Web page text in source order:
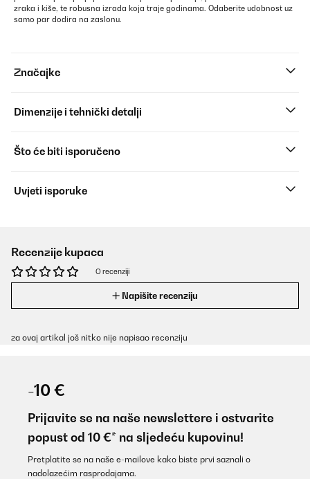
zraka i kiše, te robusna izrada koja traje godinama. Odaberite udobnost uz
samo par dodira na zaslonu.
Značajke
Dimenzije i tehnički detalji
Što će biti isporučeno
Uvjeti isporuke
Recenzije kupaca
O recenziji
Napišite recenziju
za ovaj artikal još nitko nije napisao recenziju
-10 €
Prijavite se na naše newslettere i ostvarite
popust od 10 €* na sljedeću kupovinu!
Pretplatite se na naše e-mailove kako biste prvi saznali o
nadolazećim rasprodajama.